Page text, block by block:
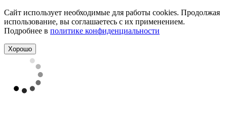
Сайт использует необходимые для работы cookies. Продолжая
использование, вы соглашаетесь с их применением.
Подробнее в политике конфиденциальности
Хорошо